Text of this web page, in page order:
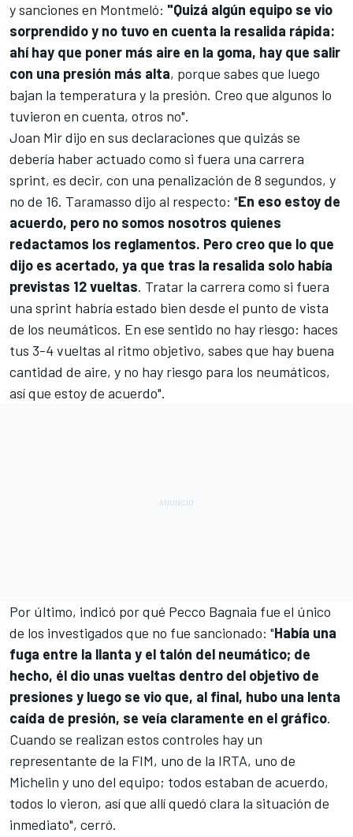
y sanciones en Montmeló: "Quizá algún equipo se vio
sorprendido y no tuvo en cuenta la resalida rápida:
ahí hay que poner más aire en la goma, hay que salir
con una presión más alta, porque sabes que luego
bajan la temperatura y la presión. Creo que algunos lo
tuvieron en cuenta, otros no".
Joan Mirdijo en sus declaraciones que quizás se
debería haber actuado como si fuera una carrera
sprint, es decir, con una penalización de 8 segundos, y
no de 16. Taramasso dijo al respecto: "En eso estoy de
acuerdo, pero no somos nosotros quienes
redactamos los reglamentos. Pero creo que lo que
dijo es acertado, ya que tras la resalida solo había
previstas 12 vueltas. Tratar la carrera como si fuera
una sprint habría estado bien desde el punto de vista
de los neumáticos. En ese sentido no hay riesgo: haces
tus 3-4 vueltas al ritmo objetivo, sabes que hay buena
cantidad de aire, y no hay riesgo para los neumáticos,
así que estoy de acuerdo".
Por último, indicó por qué Pecco Bagnaia fue el único
de los investigados que no fue sancionado: "Había una
fuga entre la llanta y el talón del neumático; de
hecho, él dio unas vueltas dentro del objetivo de
presiones y luego se vio que, al final, hubo una lenta
caída de presión, se veía claramente en el gráfico.
Cuando se realizan estos controles hay un
representante de la FIM, uno de la IRTA, uno de
Michelin y uno del equipo; todos estaban de acuerdo,
todos lo vieron, así que allí quedó clara la situación de
inmediato", cerró.